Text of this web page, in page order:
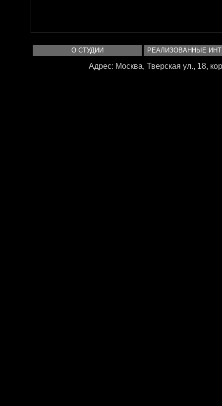
О СТУДИИ РЕАЛИЗОВАННЫЕ
Адрес: Москва, Тверская ул., 18,